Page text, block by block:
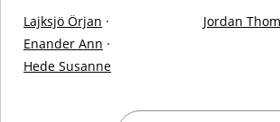
Lajksjö Örjan ·
Enander Ann ·
Hede Susanne
Jordan